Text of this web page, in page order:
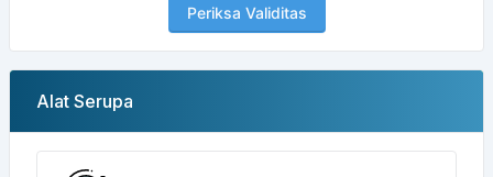
Periksa Validitas
Alat Serupa